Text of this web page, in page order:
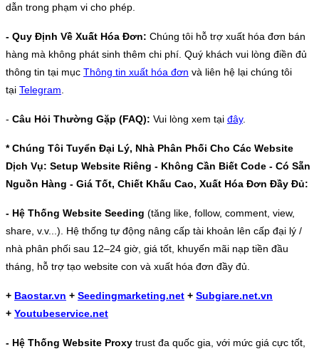
dẫn trong phạm vi cho phép.
- Quy Định Về Xuất Hóa Đơn: Chúng tôi hỗ trợ xuất hóa đơn bán
hàng mà không phát sinh thêm chi phí. Quý khách vui lòng điền đủ
thông tin tại mục Thông tin xuất hóa đơn và liên hệ lại chúng tôi
tại Telegram
- Câu Hỏi Thường Gặp (FAQ): Vui lòng xem tại đây.
* Chúng Tôi Tuyển Đại Lý, Nhà Phân Phối Cho Các Website
Dịch Vụ: Setup Website Riêng - Không Cần Biết Code - Có Sẵn
Nguồn Hàng - Giá Tốt, Chiết Khấu Cao, Xuất Hóa Đơn Đầy Đủ:
- Hệ Thống Website Seeding (tăng like, follow, comment, view,
share, v.v...). Hệ thống tự động nâng cấp tài khoản lên cấp đại lý /
nhà phân phối sau 12–24 giờ, giá tốt, khuyến mãi nạp tiền đầu
tháng, hỗ trợ tạo website con và xuất hóa đơn đầy đủ.
+ Baostar.vn + Seedingmarketing.net + Subgiare.net.vn
+ Youtubeservice.net
- Hệ Thống Website Proxy trust đa quốc gia, với mức giá cực tốt,